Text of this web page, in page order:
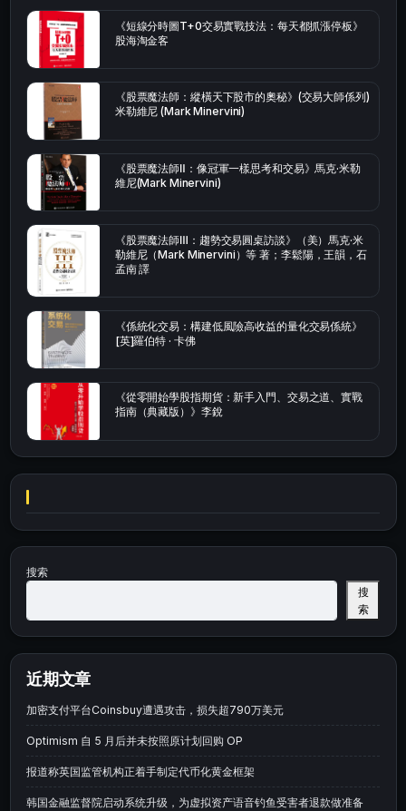
《短線分時圖T+0交易實戰技法：每天都抓漲停板》
股海淘金客
《股票魔法師：縱橫天下股市的奧秘》(交易大師係列)
米勒維尼 (Mark Minervini)
《股票魔法師Ⅱ：像冠軍一樣思考和交易》馬克·米勒
維尼(Mark Minervini)
《股票魔法師Ⅲ：趨勢交易圓桌訪談》（美）馬克·米
勒維尼（Mark Minervini）等 著；李鬆陽，王韻，石
孟南 譯
《係統化交易：構建低風險高收益的量化交易係統》
[英]羅伯特 · 卡佛
《從零開始學股指期貨：新手入門、交易之道、實戰
指南（典藏版）》李銳
搜索
搜
索
近期文章
加密支付平台Coinsbuy遭遇攻击，损失超790万美元
Optimism 自 5 月后并未按照原计划回购 OP
报道称英国监管机构正着手制定代币化黄金框架
韩国金融监督院启动系统升级，为虚拟资产语音钓鱼受害者退款做准备